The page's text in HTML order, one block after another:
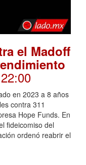
el Madoff
en 2023 a 8 años
contra 311
Hope Funds. En
fideicomiso del
ordenó reabrir el